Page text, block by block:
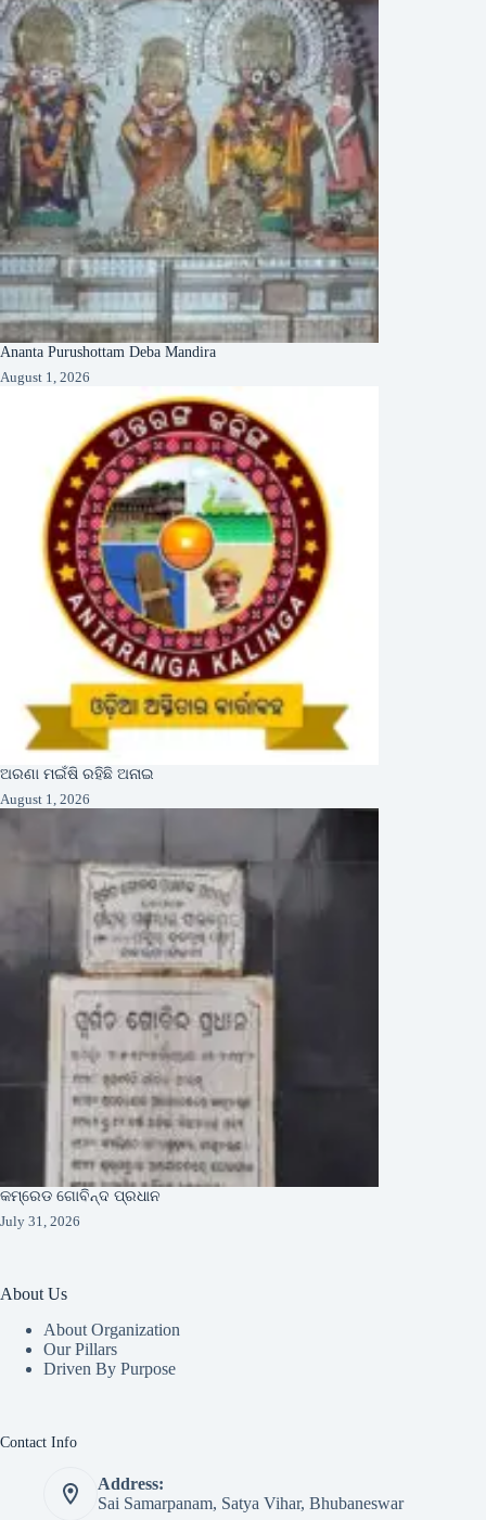
Ananta Purushottam Deba Mandira
August 1, 2026
ଅରଣା ମଇଁଷି ରହିଛି ଅନାଇ
August 1, 2026
କମ୍ରେଡ ଗୋବିନ୍ଦ ପ୍ରଧାନ
July 31, 2026
About Us
About Organization
Our Pillars
Driven By Purpose​
Contact Info
Address:
Sai Samarpanam, Satya Vihar, Bhubaneswar